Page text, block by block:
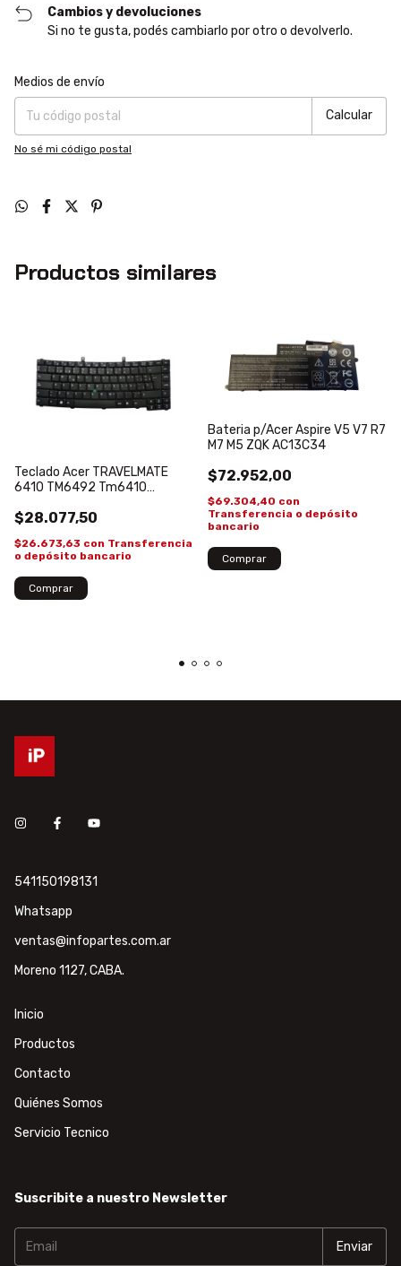
Cambios y devoluciones
Si no te gusta, podés cambiarlo por otro o devolverlo.
Entregas para el CP:
Medios de envío
Calcular
No sé mi código postal
Productos similares
Teclado Acer TRAVELMATE
6410 TM6492 Tm6410
9J.N8882.C0S
$28.077,50
$26.673,63 con Transferencia
o depósito bancario
Bateria p/Acer Aspire V5 V7 R7
M7 M5 ZQK AC13C34
$72.952,00
$69.304,40 con
Transferencia o depósito
bancario
541150198131
Whatsapp
ventas@infopartes.com.ar
Moreno 1127, CABA.
Inicio
Productos
Contacto
Quiénes Somos
Servicio Tecnico
Suscribite a nuestro Newsletter